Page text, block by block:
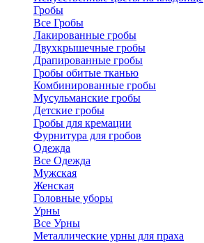
Гробы
Все Гробы
Лакированные гробы
Двухкрышечные гробы
Драпированные гробы
Гробы обитые тканью
Комбинированные гробы
Мусульманские гробы
Детские гробы
Гробы для кремации
Фурнитура для гробов
Одежда
Все Одежда
Мужская
Женская
Головные уборы
Урны
Все Урны
Металлические урны для праха